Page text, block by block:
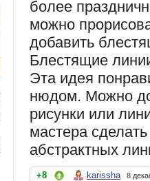
более
можно
добавить
Блестящие
Эта идея
нюдом. Можно
рисунки или
мастера
абстрактных
+8 karissha 8